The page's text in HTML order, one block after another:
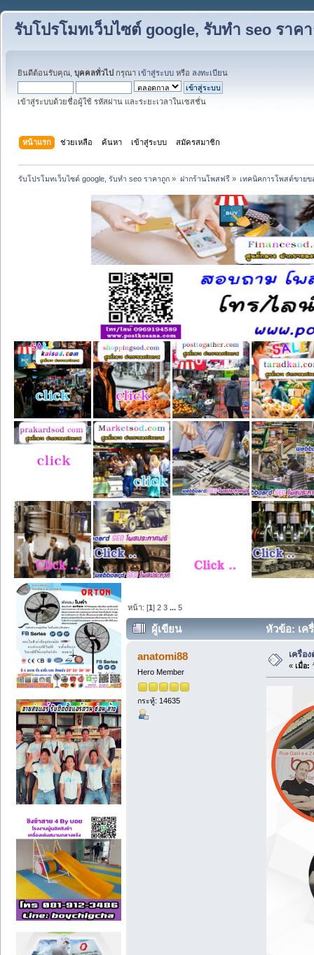
รับโปรโมทเว็บไซต์ google, รับทำ seo ราค
ยินดีต้อนรับคุณ, บุคคลทั่วไป กรุณา เข้าสู่ระบบ หรือ ลงทะเบียน
เข้าสู่ระบบด้วยชื่อผู้ใช้ รหัสผ่าน และระยะเวลาในเซสชั่น
หน้าแรก ช่วยเหลือ ค้นหา เข้าสู่ระบบ สมัครสมาชิก
รับโปรโมทเว็บไซต์ google, รับทำ seo ราคาถูก » ฝากร้านโพสฟรี» เทคนิคการโพสต์ขายข
หน้า: [1]2 3 ...5
ผู้เขียน หัวข้อ: เค
anatomi88
Hero Member
กระทู้: 14635
เครื่อ
« เมื่อ: